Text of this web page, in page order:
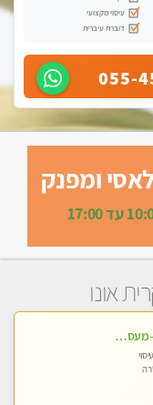
עיסוי מקצועי
דוברת עיברית
055-
ומפנק
אונו
אלין- מקבלת ביהוד -מעסה פרטית ואיכותית לבד ביהוד . עיסוי מפנק אצלי ביהוד